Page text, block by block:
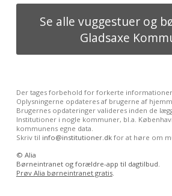
Se alle vuggestuer og
Gladsaxe
Der tages forbehold for forkerte informationer.
Oplysningerne opdateres af brugerne af
Brugernes opdateringer valideres inden de
Institutioner i nogle kommuner, bl.a.
kommunens egne data.
Skriv til info@institutioner.dkfor at høre om
© Alia
Børneintranet og forældre-app til dagtilbud.
Prøv Alia børneintranet gratis.